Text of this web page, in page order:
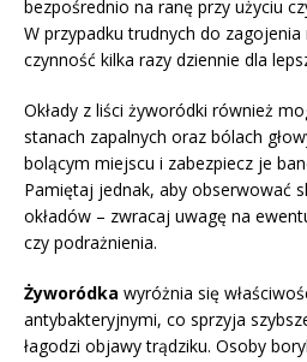
bezpośrednio na ranę przy użyciu
W przypadku trudnych do
czynność kilka razy dziennie dla
Okłady z liści żyworódki również
stanach zapalnych oraz bólach
bolącym miejscu i zabezpiecz je
Pamiętaj jednak, aby obserwować
okładów – zwracaj uwagę na
czy podrażnienia.
Żyworódka wyróżnia się
antybakteryjnymi, co sprzyja
łagodzi objawy trądziku. Osoby